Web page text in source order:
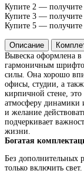
Купите 2 — получите
Купите 3 — получите
Купите 5 — получите
Описание
Вывеска оформлена
гармоничным
силы. Она хорошо
офисы, студии, а
кирпичной стене, это
атмосферу динамики
и желание
подчеркивает
жизни.
Богатая
Без дополнительных
только включить свет.